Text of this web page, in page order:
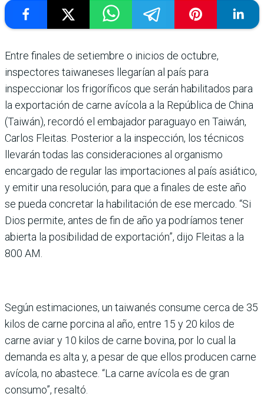
Entre finales de setiembre o inicios de octubre,
inspectores taiwaneses llegarían al país para
inspeccionar los frigoríficos que serán habilitados para
la exportación de carne avícola a la República de China
(Taiwán), recordó el embajador paraguayo en Taiwán,
Carlos Fleitas. Posterior a la inspección, los técnicos
llevarán todas las consideraciones al organismo
encargado de regular las importaciones al país asiático,
y emitir una resolución, para que a finales de este año
se pueda concretar la habilitación de ese mercado. “Si
Dios permite, antes de fin de año ya podríamos tener
abierta la posibilidad de exportación”, dijo Fleitas a la
800 AM.
Según estimaciones, un taiwanés consume cerca de 35
kilos de carne porcina al año, entre 15 y 20 kilos de
carne aviar y 10 kilos de carne bovina, por lo cual la
demanda es alta y, a pesar de que ellos producen carne
avícola, no abastece. “La carne avícola es de gran
consumo”, resaltó.